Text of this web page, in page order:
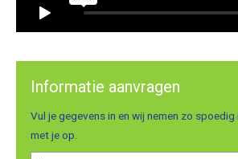
Informatie aanvragen
Vul je gegevens in en wij nemen zo
met je op.